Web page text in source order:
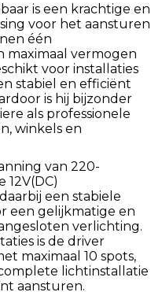
is een krachtige en
voor het aansturen
één
maximaal vermogen
voor installaties
stabiel en efficiënt
is hij bijzonder
als professionele
winkels en
van 220-
12V(DC)
een stabiele
een gelijkmatige en
verlichting.
is de driver
maximaal 10 spots,
lichtinstallatie
aansturen.